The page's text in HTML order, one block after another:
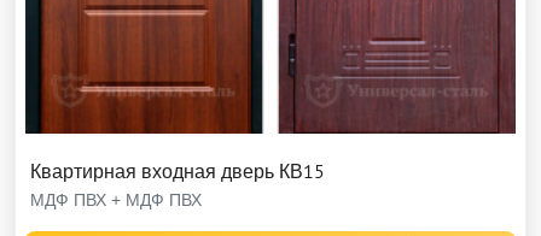
Квартирная входная дверь КВ15
МДФ ПВХ + МДФ ПВХ